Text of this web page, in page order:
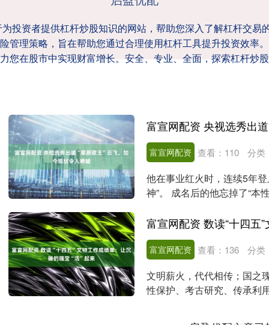
投资者提供杠杆炒股知识的网站，帮助您深入了解杠杆交易
管理策略，旨在帮助您通过合理使用杠杆工具提升投资效率
您在股市中实现财富增长。安全、专业、全面，探索杠杆炒
富宣网配资 查看： 110 分类
他在事业红火时，连续5年
神”。 成名后的他忘掉了“本
富宣网配资 查看： 136 分类
文明薪火，代代相传；国之
性保护、考古研究、传承利